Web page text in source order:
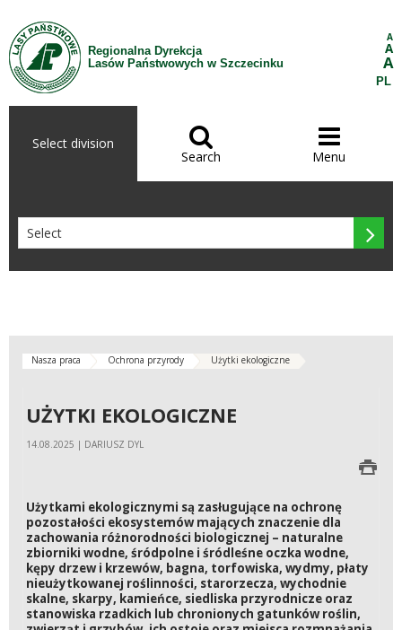
Skip to Content
Regionalna Dyrekcja
Lasów Państwowych w Szczecinku
A
A
A
PL
Select division 
Search

Menu

Nasza praca Ochrona przyrody Użytki ekologiczne
UŻYTKI EKOLOGICZNE
14.08.2025 | DARIUSZ DYL
Użytkami ekologicznymi są zasługujące na ochronę
pozostałości ekosystemów mających znaczenie dla
zachowania różnorodności biologicznej – naturalne
zbiorniki wodne, śródpolne i śródleśne oczka wodne,
kępy drzew i krzewów, bagna, torfowiska, wydmy, płaty
nieużytkowanej roślinności, starorzecza, wychodnie
skalne, skarpy, kamieńce, siedliska przyrodnicze oraz
stanowiska rzadkich lub chronionych gatunków roślin,